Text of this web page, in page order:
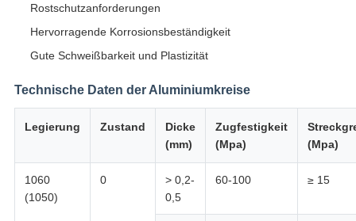
Rostschutzanforderungen
Hervorragende Korrosionsbeständigkeit
Gute Schweißbarkeit und Plastizität
Technische Daten der Aluminiumkreise
Legierung Zustand
Dicke
(mm)
Zugfestigkeit
(Mpa)
(Mpa)
1060
(1050)
0
> 0,2-
0,5
60-100 ≥ 15